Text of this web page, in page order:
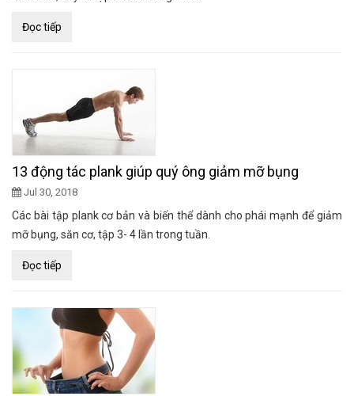
Đọc tiếp
13 động tác plank giúp quý ông giảm mỡ bụng
Jul 30, 2018
Các bài tập plank cơ bản và biến thể dành cho phái mạnh để giảm
mỡ bụng, săn cơ, tập 3- 4 lần trong tuần.
Đọc tiếp